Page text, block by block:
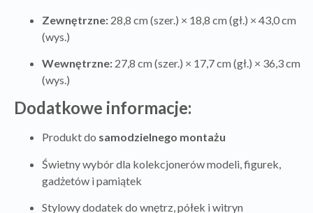
Zewnętrzne: 28,8 cm (szer.) × 18,8 cm (gł.) × 43,0 cm
(wys.)
Wewnętrzne: 27,8 cm (szer.) × 17,7 cm (gł.) × 36,3 cm
(wys.)
Dodatkowe informacje:
Produkt do samodzielnego montażu
Świetny wybór dla kolekcjonerów modeli, figurek,
gadżetów i pamiątek
Stylowy dodatek do wnętrz, półek i witryn